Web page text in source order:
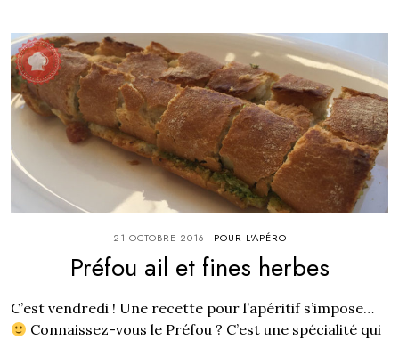
21 OCTOBRE 2016 POUR L'APÉRO
Préfou ail et fines herbes
C’est vendredi ! Une recette pour l’apéritif s’impose…
Connaissez-vous le Préfou ? C’est une spécialité qui